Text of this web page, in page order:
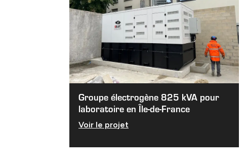
Groupe électrogène 825 kVA pour
laboratoire en Île-de-France
Voir le projet